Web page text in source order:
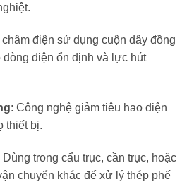
châm điện sử dụng cuộn dây đồng
điện ổn định và lực hút
: Công nghệ giảm tiêu hao điện
thiết bị.
Dùng trong cẩu trục, cần trục, hoặc
chuyển khác để xử lý thép phế